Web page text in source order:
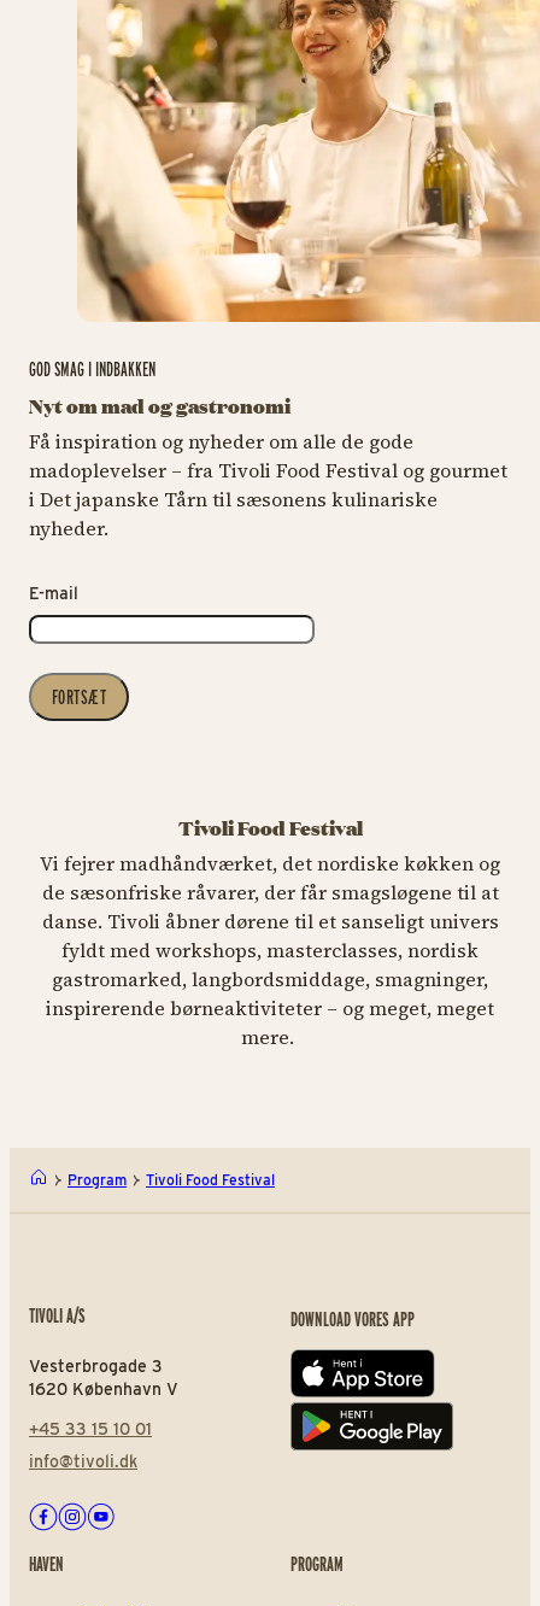
GOD SMAG I INDBAKKEN
Nyt om mad og gastronomi
Få inspiration og nyheder om alle de gode
madoplevelser – fra Tivoli Food Festival og gourmet
i Det japanske Tårn til sæsonens kulinariske
nyheder.
E-mail
FORTSÆT
Tivoli Food Festival
Vi fejrer madhåndværket, det nordiske køkken og
de sæsonfriske råvarer, der får smagsløgene til at
danse. Tivoli åbner dørene til et sanseligt univers
fyldt med workshops, masterclasses, nordisk
gastromarked, langbordsmiddage, smagninger,
inspirerende børneaktiviteter – og meget, meget
mere.
Program Tivoli Food Festival
TIVOLI A/S
Vesterbrogade 3
1620 København V
+45 33 15 10 01
info@tivoli.dk
Facebook
Instagram
Youtube
DOWNLOAD VORES APP
App store
Play store
HAVEN PROGRAM